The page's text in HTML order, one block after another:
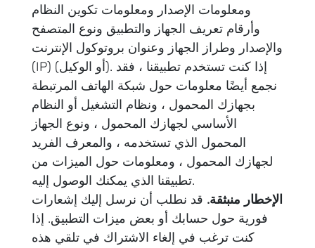
ومعلومات الإصدار ومعلومات تكوين النظام
وأرقام تعريف الجهاز والتطبيق ونوع المتصفح
والإصدار وطراز الجهاز وعنوان بروتوكول الإنترنت
(IP) (أو الوكيل). إذا كنت تستخدم تطبيقنا ، فقد
نجمع أيضًا معلومات حول شبكة الهاتف المرتبطة
بجهازك المحمول ، ونظام التشغيل أو النظام
الأساسي لجهازك المحمول ، ونوع الجهاز
المحمول الذي تستخدمه ، والمعرف الفريد
لجهازك المحمول ، ومعلومات حول الميزات من
تطبيقنا الذي يمكنك الوصول إليه.
الإخطار منبثقة. قد نطلب أن نرسل إليك إشعارات
فورية حول حسابك أو بعض ميزات التطبيق. إذا
كنت ترغب في إلغاء الاشتراك في تلقي هذه